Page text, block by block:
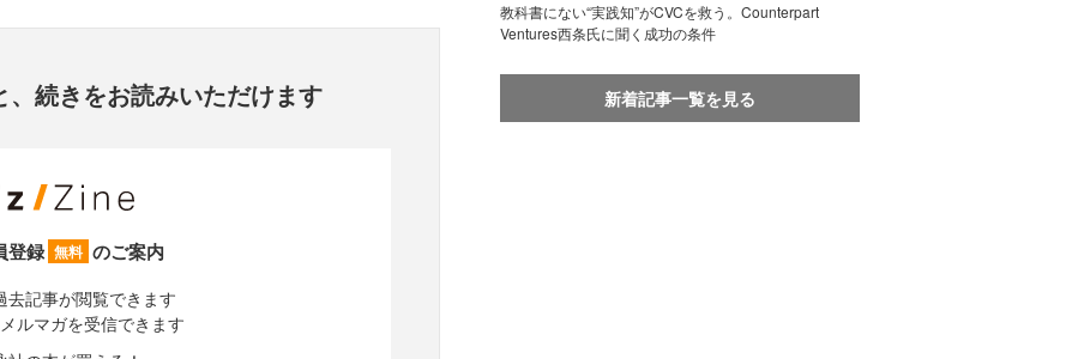
、続きをお読みいただけます
登録 無料 のご案内
去記事が閲覧できます
ルマガを受信できます
教科書にない“実践知”がCVCを救う。Counterpart
Ventures西条氏に聞く成功の条件
新着記事一覧を見る